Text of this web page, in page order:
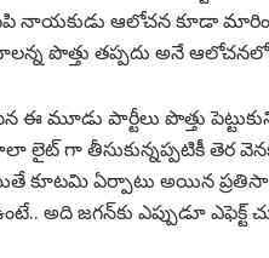
నాయకుడు ఆలోచన కూడా
పొత్తు తప్పదు అనే ఆలోచనలో
ఈ మూడు పార్టీలు పొత్తు
గా తీసుకున్నప్పటికీ తెర
కూటమి ఏర్పాటు అయిన
అది జగన్‌కు ఎప్పుడూ